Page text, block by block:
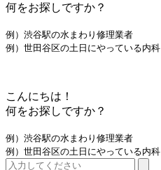
何をお探しですか？
例）渋谷駅の水まわり修理業者
例）世田谷区の土日にやっている内科
こんにちは！
何をお探しですか？
例）渋谷駅の水まわり修理業者
例）世田谷区の土日にやっている内科